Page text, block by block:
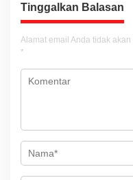
a
s
i
p
Tinggalkan Balasan
Alamat email Anda tidak akan
*